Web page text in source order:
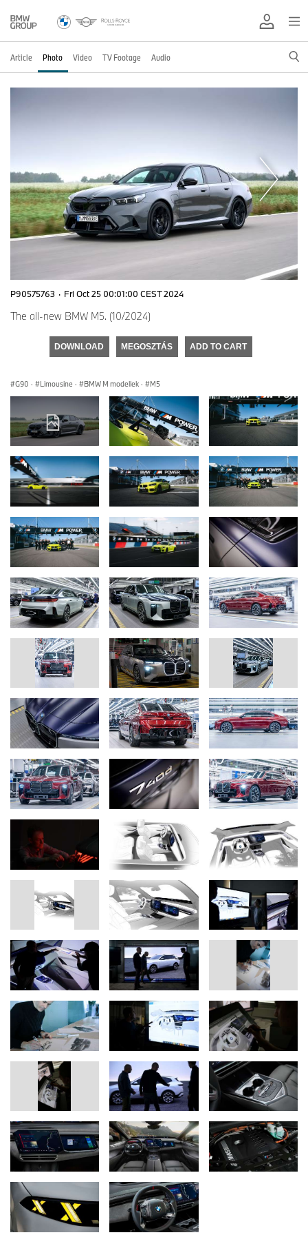
Article Photo Video TV Footage Audio
P90575763 · Fri Oct 25 00:01:00 CEST 2024
The all-new BMW M5. (10/2024)
DOWNLOAD MEGOSZTÁS ADD TO CART
G90 · Limousine · BMW M modellek · M5